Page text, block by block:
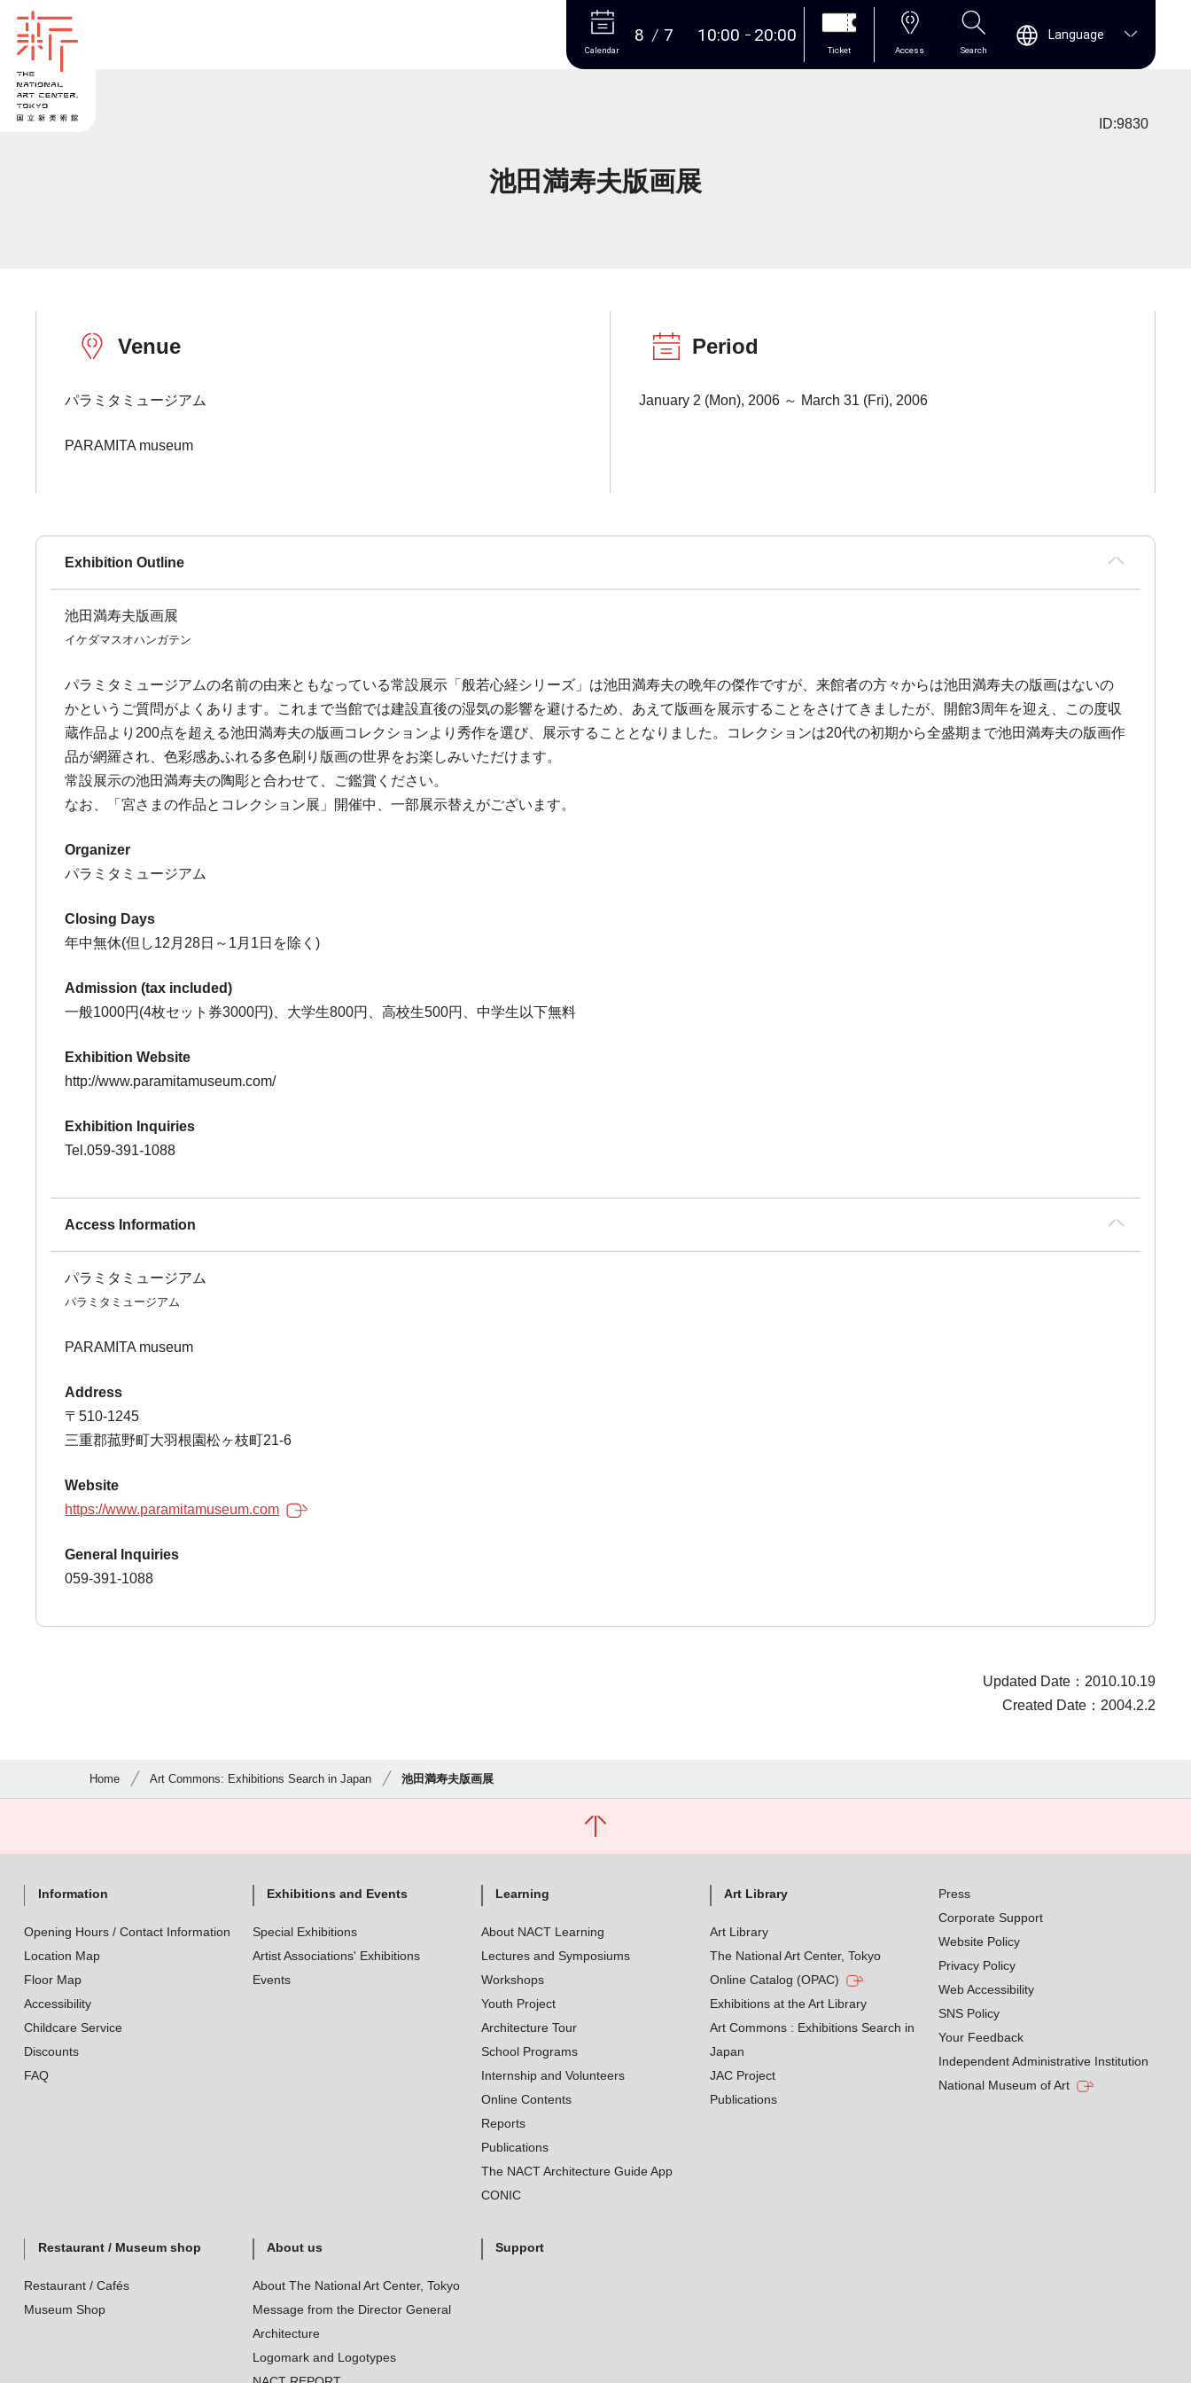
More
Calendar
8 7 10:00 20:00
Ticket Access Search
Language
ID:9830
池田満寿夫版画展
Venue
パラミタミュージアム
PARAMITA museum
Period
January 2 (Mon), 2006 ～ March 31 (Fri), 2006
Exhibition Outline
池田満寿夫版画展
イケダマスオハンガテン
パラミタミュージアムの名前の由来ともなっている常設展示「般若心経シリーズ」は池田満寿夫の晩年の傑作ですが、来館者の方々からは池田満寿夫の版画はないの
かというご質問がよくあります。これまで当館では建設直後の湿気の影響を避けるため、あえて版画を展示することをさけてきましたが、開館3周年を迎え、この度収
蔵作品より200点を超える池田満寿夫の版画コレクションより秀作を選び、展示することとなりました。コレクションは20代の初期から全盛期まで池田満寿夫の版画作
品が網羅され、色彩感あふれる多色刷り版画の世界をお楽しみいただけます。
常設展示の池田満寿夫の陶彫と合わせて、ご鑑賞ください。
なお、「宮さまの作品とコレクション展」開催中、一部展示替えがございます。
Organizer
パラミタミュージアム
Closing Days
年中無休(但し12月28日～1月1日を除く)
Admission (tax included)
一般1000円(4枚セット券3000円)、大学生800円、高校生500円、中学生以下無料
Exhibition Website
http://www.paramitamuseum.com/
Exhibition Inquiries
Tel.059-391-1088
Access Information
パラミタミュージアム
パラミタミュージアム
PARAMITA museum
Address
〒510-1245
三重郡菰野町大羽根園松ヶ枝町21-6
Website
https://www.paramitamuseum.com
General Inquiries
059-391-1088
Updated Date：2010.10.19
Created Date：2004.2.2
Home Art Commons: Exhibitions Search in Japan 池田満寿夫版画展
Information
Opening Hours / Contact Information
Location Map
Floor Map
Accessibility
Childcare Service
Discounts
FAQ
Exhibitions and Events
Special Exhibitions
Artist Associations' Exhibitions
Events
Learning
About NACT Learning
Lectures and Symposiums
Workshops
Youth Project
Architecture Tour
School Programs
Internship and Volunteers
Online Contents
Reports
Publications
The NACT Architecture Guide App
CONIC
Art Library
Art Library
The National Art Center, Tokyo
Online Catalog (OPAC)
Exhibitions at the Art Library
Art Commons : Exhibitions Search in
Japan
JAC Project
Publications
Restaurant / Museum shop
Restaurant / Cafés
Museum Shop
About us
About The National Art Center, Tokyo
Message from the Director General
Architecture
Logomark and Logotypes
Support
Press
Corporate Support
Website Policy
Privacy Policy
Web Accessibility
SNS Policy
Your Feedback
Independent Administrative Institution
National Museum of Art